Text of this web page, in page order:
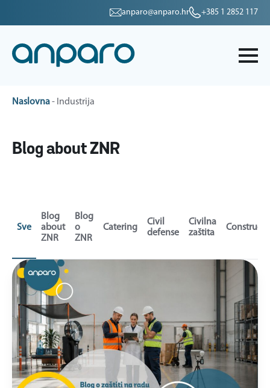
anparo@anparo.hr +385 1 2852 117
Naslovna- Industrija
Blog about ZNR
Sve
Blog
about
ZNR
Blog
o
ZNR
Catering
Civil
defense
Civilna
zaštita